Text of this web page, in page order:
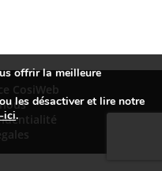
CosiWeb
offrir la meilleure
les désactiver et lire notre
ici.
la bannière des cookies